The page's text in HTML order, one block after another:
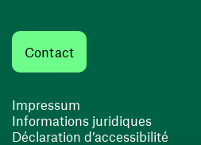
Contact
Impressum
Informations juridiques
Déclaration d’accessibilité